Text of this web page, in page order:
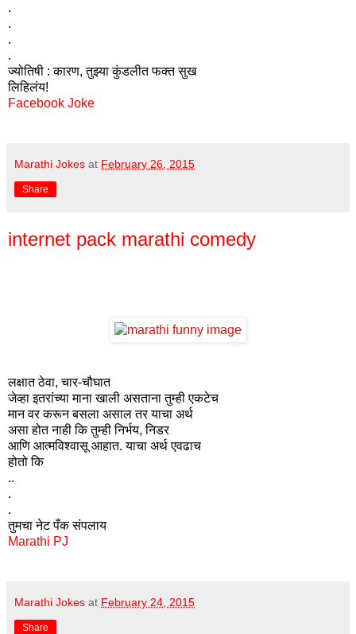
.
.
.
.
ज्योतिषी : कारण, तुझ्या कुंडलीत फक्त सुख
लिहिलंय!
Facebook Joke
Marathi Jokes at February 26, 2015
Share
internet pack marathi comedy
लक्षात ठेवा, चार-चौघात
जेव्हा इतरांच्या माना खाली असताना तुम्ही एकटेच
मान वर करून बसला असाल तर याचा अर्थ
असा होत नाही कि तुम्ही निर्भय, निडर
आणि आत्मविश्वासू आहात. याचा अर्थ एवढाच
होतो कि
..
.
.
तुमचा नेट पँक संपलाय
Marathi PJ
Marathi Jokes at February 24, 2015
Share